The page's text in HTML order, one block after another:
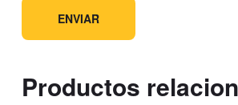
Productos